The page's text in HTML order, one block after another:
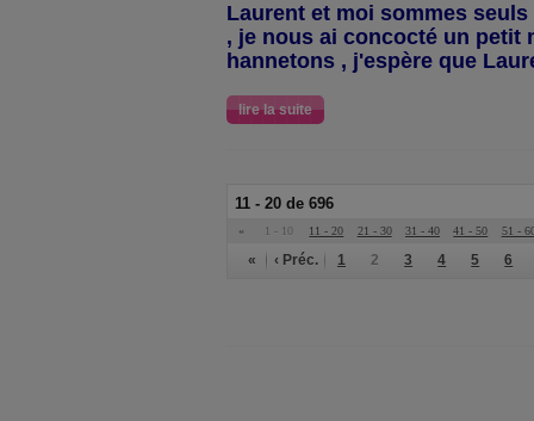
Laurent et moi sommes
, je nous ai concocté un petit
hannetons , j'espère que
lire la suite
11 - 20 de 696
« 1 - 10 11 - 20 21 - 30 31 - 40 41 - 50 51 -
« ‹ Préc. 1 2 3 4 5 6